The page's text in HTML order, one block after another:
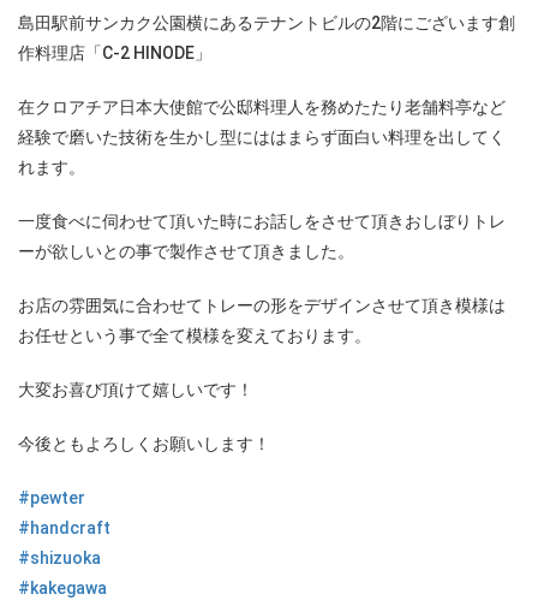
島田駅前サンカク公園横にあるテナントビルの2階にございます創
作料理店「C-2 HINODE」
在クロアチア日本大使館で公邸料理人を務めたたり老舗料亭など
経験で磨いた技術を生かし型にははまらず面白い料理を出してく
れます。
一度食べに伺わせて頂いた時にお話しをさせて頂きおしぼりトレ
ーが欲しいとの事で製作させて頂きました。
お店の雰囲気に合わせてトレーの形をデザインさせて頂き模様は
お任せという事で全て模様を変えております。
大変お喜び頂けて嬉しいです！
今後ともよろしくお願いします！
#pewter
#handcraft
#shizuoka
#kakegawa